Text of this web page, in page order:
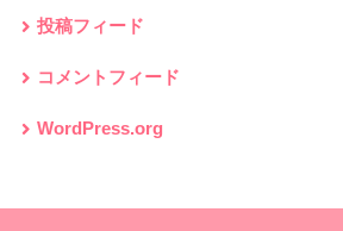
投稿フィード
コメントフィード
WordPress.org